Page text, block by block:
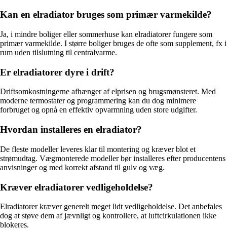
Kan en elradiator bruges som primær varmekilde?
Ja, i mindre boliger eller sommerhuse kan elradiatorer fungere som
primær varmekilde. I større boliger bruges de ofte som supplement, fx i
rum uden tilslutning til centralvarme.
Er elradiatorer dyre i drift?
Driftsomkostningerne afhænger af elprisen og brugsmønsteret. Med
moderne termostater og programmering kan du dog minimere
forbruget og opnå en effektiv opvarmning uden store udgifter.
Hvordan installeres en elradiator?
De fleste modeller leveres klar til montering og kræver blot et
strømudtag. Vægmonterede modeller bør installeres efter producentens
anvisninger og med korrekt afstand til gulv og væg.
Kræver elradiatorer vedligeholdelse?
Elradiatorer kræver generelt meget lidt vedligeholdelse. Det anbefales
dog at støve dem af jævnligt og kontrollere, at luftcirkulationen ikke
blokeres.